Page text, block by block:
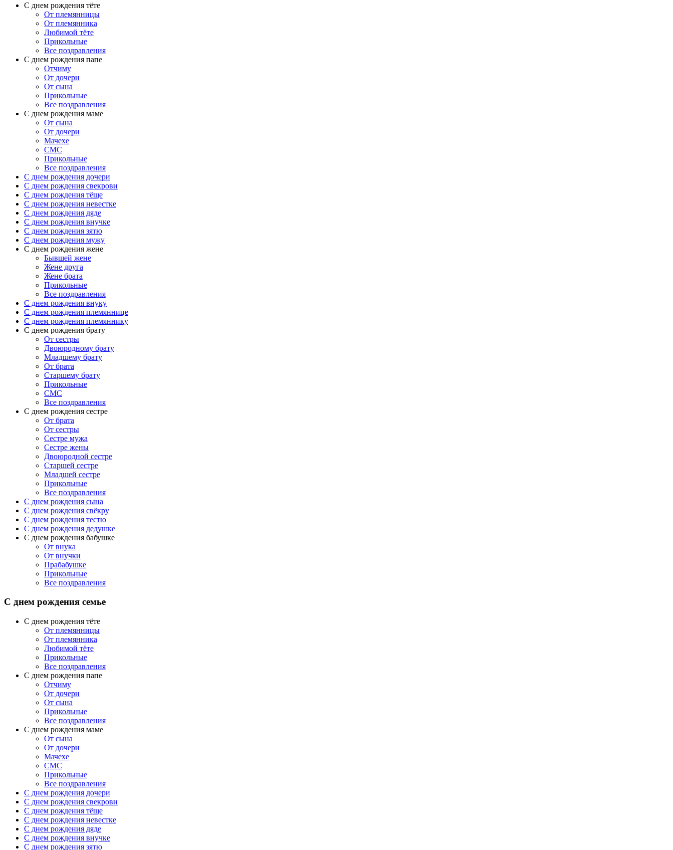
С днем рождения тёте
От племянницы
От племянника
Любимой тёте
Прикольные
Все поздравления
C днем рождения папе
Отчиму
От дочери
От сына
Прикольные
Все поздравления
С днем рождения маме
От сына
От дочери
Мачехе
СМС
Прикольные
Все поздравления
C днем рождения дочери
C днем рождения свекрови
C днем рождения тёще
C днем рождения невестке
C днем рождения дяде
C днем рождения внучке
C днем рождения зятю
C днем рождения мужу
С днем рождения жене
Бывшей жене
Жене друга
Жене брата
Прикольные
Все поздравления
C днем рождения внуку
C днем рождения племяннице
C днем рождения племяннику
C днем рождения брату
От сестры
Двоюродному брату
Младшему брату
От брата
Старшему брату
Прикольные
СМС
Все поздравления
С днем рождения сестре
От брата
От сестры
Сестре мужа
Сестре жены
Двоюродной сестре
Старшей сестре
Младшей сестре
Прикольные
Все поздравления
C днем рождения сына
C днем рождения свёкру
C днем рождения тестю
С днем рождения дедушке
С днем рождения бабушке
От внука
От внучки
Прабабушке
Прикольные
Все поздравления
С днем рождения семье
С днем рождения тёте
От племянницы
От племянника
Любимой тёте
Прикольные
Все поздравления
C днем рождения папе
Отчиму
От дочери
От сына
Прикольные
Все поздравления
С днем рождения маме
От сына
От дочери
Мачехе
СМС
Прикольные
Все поздравления
C днем рождения дочери
C днем рождения свекрови
C днем рождения тёще
C днем рождения невестке
C днем рождения дяде
C днем рождения внучке
C днем рождения зятю